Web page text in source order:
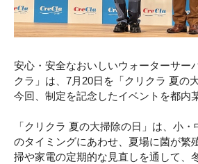
安心・安全なおいしいウォーターサー
クラ」は、7月20日を「クリクラ 夏の
今回、制定を記念したイベントを都内
「クリクラ 夏の大掃除の日」は、小
のタイミングにあわせ、夏場に菌が繁
掃や家電の定期的な見直しを通して、